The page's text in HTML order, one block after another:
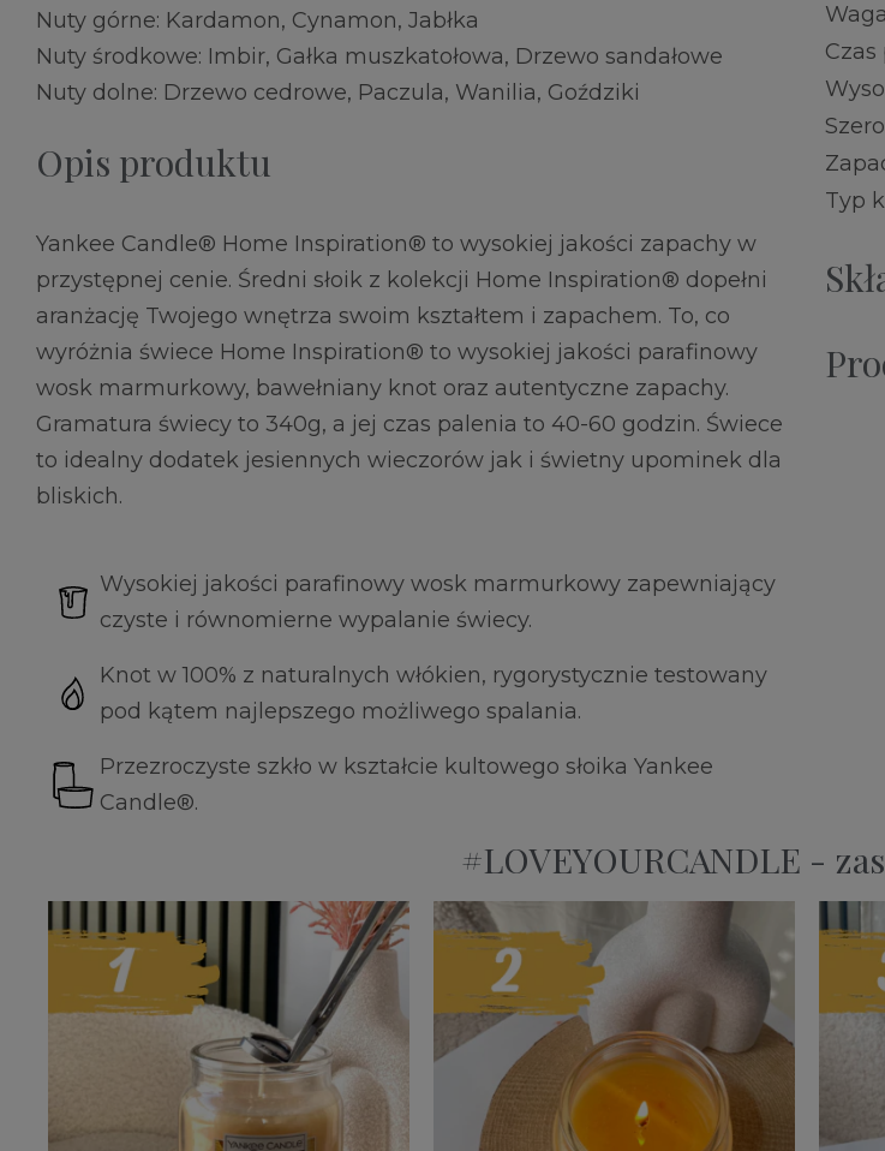
Nuty górne: Kardamon, Cynamon, Jabłka
Nuty środkowe: Imbir, Gałka muszkatołowa, Drzewo sandałowe
Nuty dolne: Drzewo cedrowe, Paczula, Wanilia, Goździki
Opis produktu
Yankee Candle® Home Inspiration® to wysokiej jakości zapachy w
przystępnej cenie. Średni słoik z kolekcji Home Inspiration® dopełni
aranżację Twojego wnętrza swoim kształtem i zapachem. To, co
wyróżnia świece Home Inspiration® to wysokiej jakości parafinowy
wosk marmurkowy, bawełniany knot oraz autentyczne zapachy.
Gramatura świecy to 340g, a jej czas palenia to 40-60 godzin. Świece
to idealny dodatek jesiennych wieczorów jak i świetny upominek dla
bliskich.
Wysokiej jakości parafinowy wosk marmurkowy zapewniający
czyste i równomierne wypalanie świecy.
Knot w 100% z naturalnych włókien, rygorystycznie testowany
pod kątem najlepszego możliwego spalania.
Przezroczyste szkło w kształcie kultowego słoika Yankee
Candle®.
Czas
Typ
#LOVEYOURCANDLE -